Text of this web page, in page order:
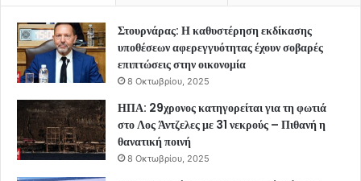
Στουρνάρας: Η καθυστέρηση εκδίκασης
υποθέσεων αφερεγγυότητας έχουν σοβαρές
επιπτώσεις στην οικονομία
8 Οκτωβρίου, 2025
ΗΠΑ: 29χρονος κατηγορείται για τη φωτιά
στο Λος Άντζελες με 31 νεκρούς – Πιθανή η
θανατική ποινή
8 Οκτωβρίου, 2025